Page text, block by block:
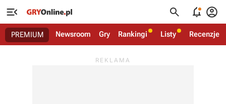
   
PREMIUM Newsroom Gry Rankingi Listy Recenzje